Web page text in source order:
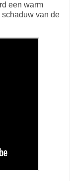
een warm
van de